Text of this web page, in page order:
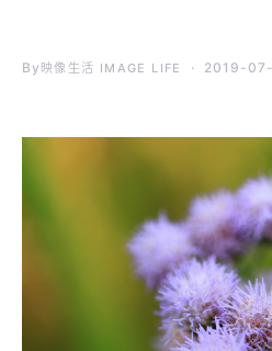
By 映像生活 IMAGE LIFE 2019-